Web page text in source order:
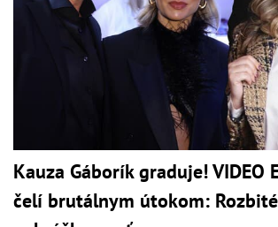
Kauza Gáborík graduje! VIDEO
čelí brutálnym útokom: